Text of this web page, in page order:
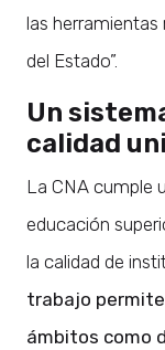
las
del Estado”.
Un
calidad
La CNA cumple
educación
la calidad de
trabajo
ámbitos como